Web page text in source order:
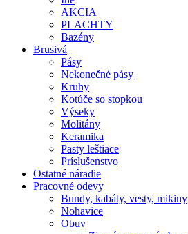
AKCIA
PLACHTY
Bazény
Brusivá
Pásy
Nekonečné pásy
Kruhy
Kotúče so stopkou
Výseky
Molitány
Keramika
Pasty leštiace
Príslušenstvo
Ostatné náradie
Pracovné odevy
Bundy, kabáty, vesty, mikiny
Nohavice
Obuv